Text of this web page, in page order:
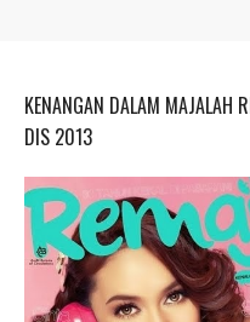
KENANGAN DALAM MAJALAH
DIS 2013